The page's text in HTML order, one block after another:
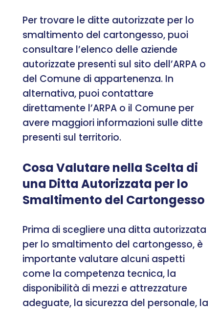
Per trovare le ditte autorizzate per lo
smaltimento del cartongesso, puoi
consultare l’elenco delle aziende
autorizzate presenti sul sito dell’ARPA o
del Comune di appartenenza. In
alternativa, puoi contattare
direttamente l’ARPA o il Comune per
avere maggiori informazioni sulle ditte
presenti sul territorio.
Cosa Valutare nella Scelta di
una Ditta Autorizzata per lo
Smaltimento del Cartongesso
Prima di scegliere una ditta autorizzata
per lo smaltimento del cartongesso, è
importante valutare alcuni aspetti
come la competenza tecnica, la
disponibilità di mezzi e attrezzature
adeguate, la sicurezza del personale, la